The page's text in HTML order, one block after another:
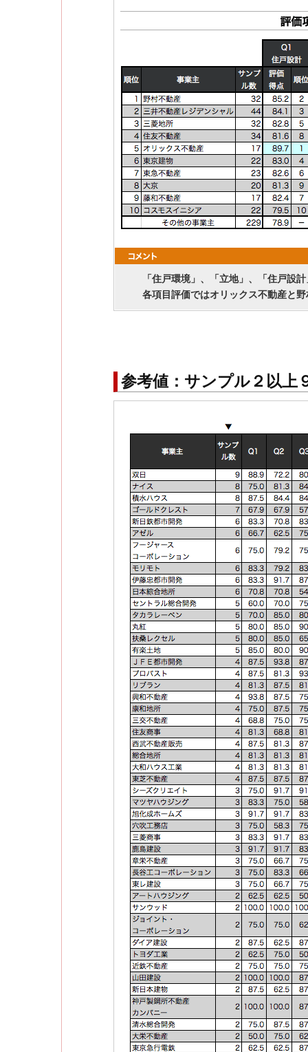
「住戸環境」、「立地」、「住戸設
各項目評価ではオリックス不動産と
参考値：サンプル２以上